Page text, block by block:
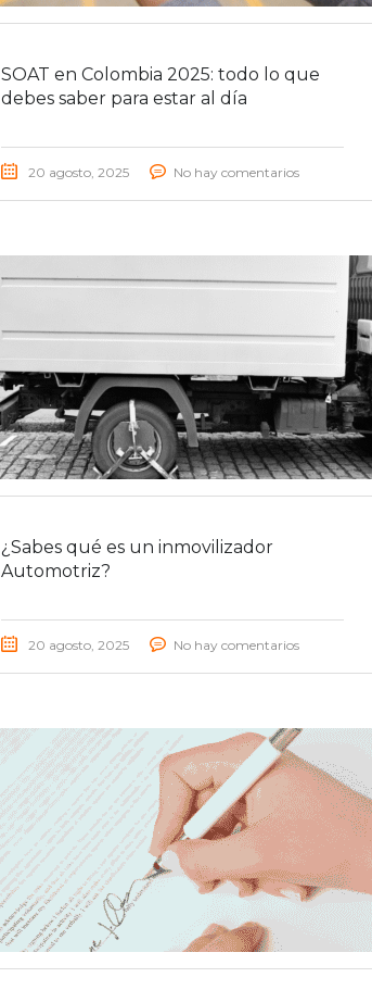
SOAT en Colombia 2025: todo lo que
debes saber para estar al día
20 agosto, 2025 No hay comentarios
¿Sabes qué es un inmovilizador
Automotriz?
20 agosto, 2025 No hay comentarios